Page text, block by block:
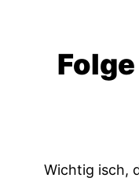
Wichtig isch,